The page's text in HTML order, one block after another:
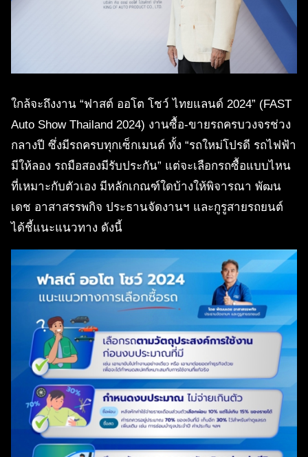
ใกล้จะถึงงาน “ฟาสต์ ออโต โชว์ ไทยแลนด์ 2024” (FAST
Auto Show Thailand 2024) งานซื้อ-ขายรถครบวงจรช่วง
กลางปี ซึ่งมีรถครบทุกเซ็กเมนต์ ทั้ง “รถใหม่โปรดี รถไฟฟ้า
มีให้ลอง รถมือสองมีรับประกัน” แต่จะเลือกรถซื้อแบบไหน
ที่เหมาะกับตัวเอง มีหลักเกณฑ์ใดบ้างให้พิจารณา พัฒน
เดช อาสาสรรพกิจ ประธานจัดงานฯ และกูรูสายรถยนต์
ได้ชี้แนะแนวทาง ดังนี้